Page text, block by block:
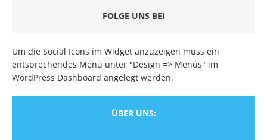
FOLGE UNS BEI
Um die Social Icons im Widget anzuzeigen muss ein
entsprechendes Menü unter "Design => Menüs" im
WordPress Dashboard angelegt werden.
ÜBER UNS: